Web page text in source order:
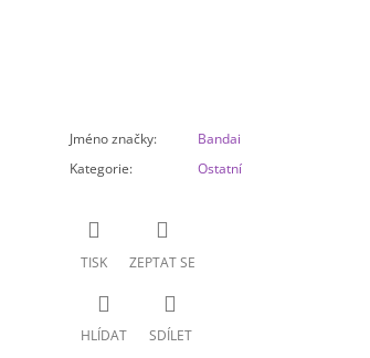
Jméno značky:
Bandai
Kategorie: Ostatní
TISK ZEPTAT SE
HLÍDAT SDÍLET